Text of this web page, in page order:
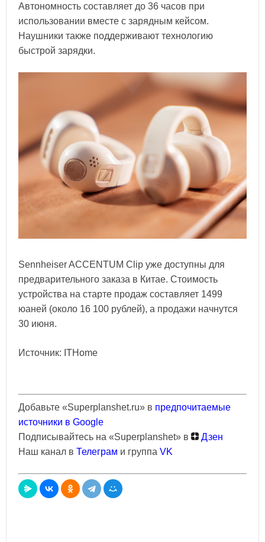
Автономность составляет до 36 часов при
использовании вместе с зарядным кейсом.
Наушники также поддерживают технологию
быстрой зарядки.
Sennheiser ACCENTUM Clip уже доступны для
предварительного заказа в Китае. Стоимость
устройства на старте продаж составляет 1499
юаней (около 16 100 рублей), а продажи начнутся
30 июня.
Источник: ITHome
Добавьте «Superplanshet.ru» в предпочитаемые
источники в Google
Подписывайтесь на «Superplanshet» в
Дзен
Наш канал в Телеграм и группа VK